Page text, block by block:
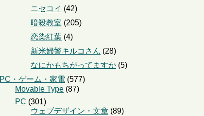
ニセコイ (42)
暗殺教室 (205)
恋染紅葉 (4)
新米婦警キルコさん (28)
なにかもちがってますか (5)
PC・ゲーム・家電 (577)
Movable Type (87)
PC (301)
ウェブデザイン・文章 (89)